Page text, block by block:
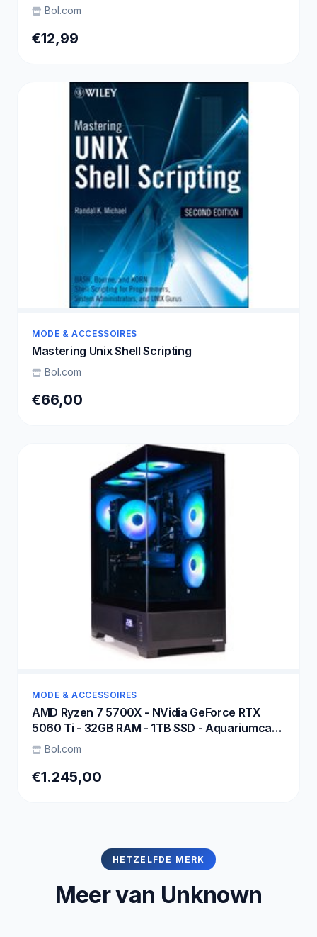
- Harde kaft - Met Elastiek
Bol.com
€12,99
MODE & ACCESSOIRES
Mastering Unix Shell Scripting
Bol.com
€66,00
MODE & ACCESSOIRES
AMD Ryzen 7 5700X - NVidia GeForce RTX
5060 Ti - 32GB RAM - 1TB SSD - Aquariumcase
met Temperatuur Display en aRGB
6 / Bluetooth 5.4 - Gamdias Atlas M1
Bol.com
€1.245,00
HETZELFDE MERK
Meer van Unknown